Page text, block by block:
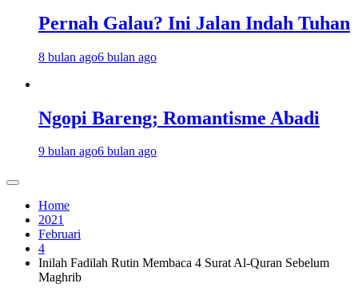
Pernah Galau? Ini Jalan Indah Tuhan
8 bulan ago6 bulan ago
Ngopi Bareng; Romantisme Abadi
9 bulan ago6 bulan ago
Home
2021
Februari
4
Inilah Fadilah Rutin Membaca 4 Surat Al-Quran Sebelum
Maghrib